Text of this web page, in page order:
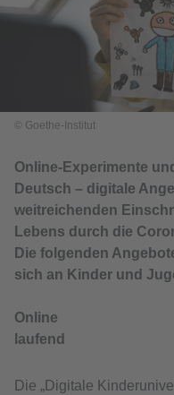
© Goethe-Institut
Online-Experimente
Deutsch – digitale
weitreichenden
Lebens durch die
Die folgenden
sich an Kinder und
Online
laufend
Die „Digitale